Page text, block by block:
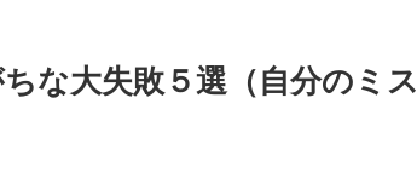
な大失敗５選（自分のミス